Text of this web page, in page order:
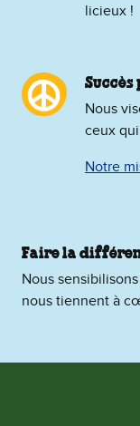
licieux !
Nous
ceux
Notre
Faire la
Nous
nous tiennent à